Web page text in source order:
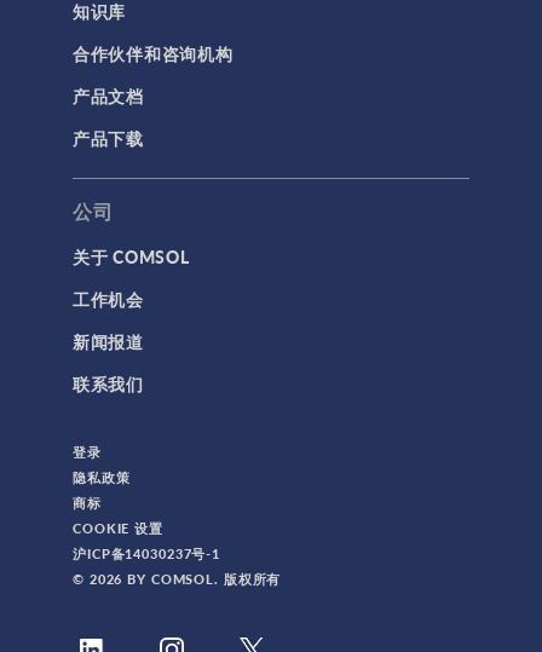
知识库
合作伙伴和咨询机构
产品文档
产品下载
公司
关于 COMSOL
工作机会
新闻报道
联系我们
登录
隐私政策
商标
COOKIE 设置
沪ICP备14030237号-1
© 2026 BY COMSOL. 版权所有